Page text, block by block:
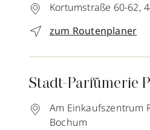
Kortumstraße 60-62,
zum Routenplaner
Stadt-Parfümerie
Am Einkaufszentrum
Bochum